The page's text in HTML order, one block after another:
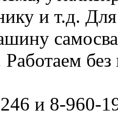
и т.д.
Работаем
и 8-960-